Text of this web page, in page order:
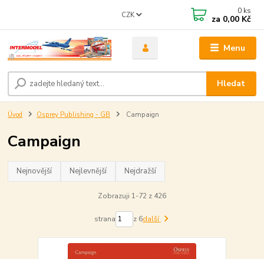
Menu
CZK
Hledat
0 ks
za 0,00 Kč
Úvod Osprey Publishing - GB Campaign
Campaign
Nejnovější Nejlevnější Nejdražší
Zobrazuji 1-72 z 426
strana z 6další